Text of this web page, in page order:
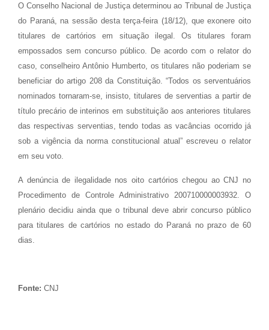
O Conselho Nacional de Justiça determinou ao Tribunal de Justiça
do Paraná, na sessão desta terça-feira (18/12), que exonere oito
titulares de cartórios em situação ilegal. Os titulares foram
empossados sem concurso público. De acordo com o relator do
caso, conselheiro Antônio Humberto, os titulares não poderiam se
beneficiar do artigo 208 da Constituição. “Todos os serventuários
nominados tornaram-se, insisto, titulares de serventias a partir de
título precário de interinos em substituição aos anteriores titulares
das respectivas serventias, tendo todas as vacâncias ocorrido já
sob a vigência da norma constitucional atual” escreveu o relator
em seu voto.
A denúncia de ilegalidade nos oito cartórios chegou ao CNJ no
Procedimento de Controle Administrativo 200710000003932. O
plenário decidiu ainda que o tribunal deve abrir concurso público
para titulares de cartórios no estado do Paraná no prazo de 60
dias.
Fonte: CNJ